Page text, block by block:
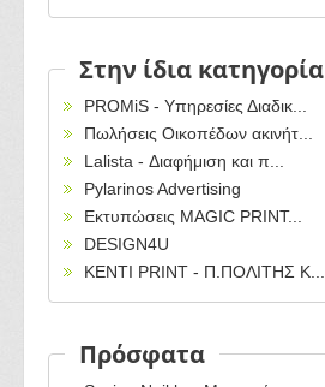
Στην ίδια κατηγορία
PROMiS - Υπηρεσίες Διαδικ...
Πωλήσεις Οικοπέδων ακινήτ...
Lalista - Διαφήμιση και π...
Pylarinos Advertising
Εκτυπώσεις MAGIC PRINT...
DESIGN4U
KENTI PRINT - Π.ΠΟΛΙΤΗΣ Κ...
Πρόσφατα